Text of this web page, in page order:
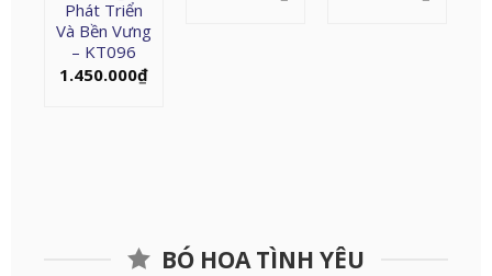
Phát Triển
Và Bền Vưng
– KT096
1.450.000₫
BÓ HOA TÌNH YÊU